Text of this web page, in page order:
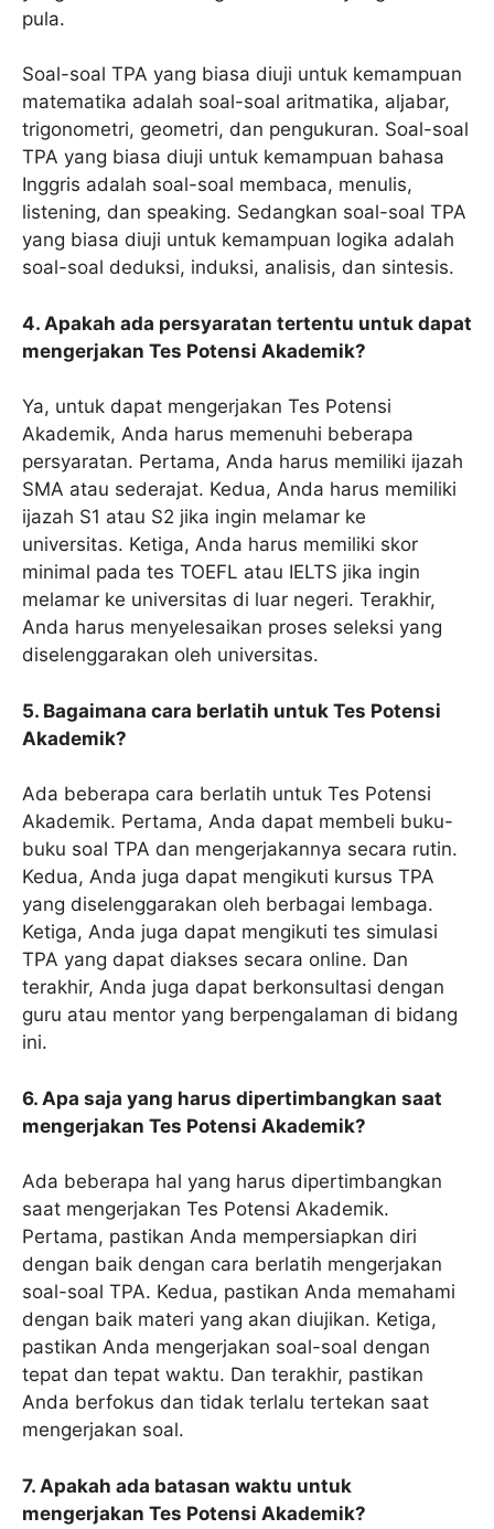
pula.
Soal-soal TPA yang biasa diuji untuk kemampuan
matematika adalah soal-soal aritmatika, aljabar,
trigonometri, geometri, dan pengukuran. Soal-soal
TPA yang biasa diuji untuk kemampuan bahasa
Inggris adalah soal-soal membaca, menulis,
listening, dan speaking. Sedangkan soal-soal TPA
yang biasa diuji untuk kemampuan logika adalah
soal-soal deduksi, induksi, analisis, dan sintesis.
4. Apakah ada persyaratan tertentu untuk dapat
mengerjakan Tes Potensi Akademik?
Ya, untuk dapat mengerjakan Tes Potensi
Akademik, Anda harus memenuhi beberapa
persyaratan. Pertama, Anda harus memiliki ijazah
SMA atau sederajat. Kedua, Anda harus memiliki
ijazah S1 atau S2 jika ingin melamar ke
universitas. Ketiga, Anda harus memiliki skor
minimal pada tes TOEFL atau IELTS jika ingin
melamar ke universitas di luar negeri. Terakhir,
Anda harus menyelesaikan proses seleksi yang
diselenggarakan oleh universitas.
5. Bagaimana cara berlatih untuk Tes Potensi
Akademik?
Ada beberapa cara berlatih untuk Tes Potensi
Akademik. Pertama, Anda dapat membeli buku-
buku soal TPA dan mengerjakannya secara rutin.
Kedua, Anda juga dapat mengikuti kursus TPA
yang diselenggarakan oleh berbagai lembaga.
Ketiga, Anda juga dapat mengikuti tes simulasi
TPA yang dapat diakses secara online. Dan
terakhir, Anda juga dapat berkonsultasi dengan
guru atau mentor yang berpengalaman di bidang
ini.
6. Apa saja yang harus dipertimbangkan saat
mengerjakan Tes Potensi Akademik?
Ada beberapa hal yang harus dipertimbangkan
saat mengerjakan Tes Potensi Akademik.
Pertama, pastikan Anda mempersiapkan diri
dengan baik dengan cara berlatih mengerjakan
soal-soal TPA. Kedua, pastikan Anda memahami
dengan baik materi yang akan diujikan. Ketiga,
pastikan Anda mengerjakan soal-soal dengan
tepat dan tepat waktu. Dan terakhir, pastikan
Anda berfokus dan tidak terlalu tertekan saat
mengerjakan soal.
7. Apakah ada batasan waktu untuk
mengerjakan Tes Potensi Akademik?